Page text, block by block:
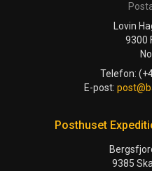
Lovin
9300
Telefon:
E-post:
Posthuset
9385